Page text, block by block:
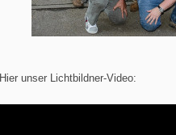
Hier unser Lichtbildner-Video: